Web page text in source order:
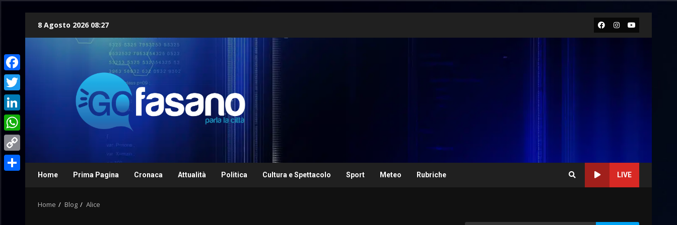
8 Agosto 2026 08:27 Facebook
Instagram
Youtube
Home Prima Pagina Cronaca Attualità Politica Cultura e Spettacolo Sport Meteo Rubriche LIVE
Home Blog Alice
Facebook
Twitter
LinkedIn
WhatsApp
Copy